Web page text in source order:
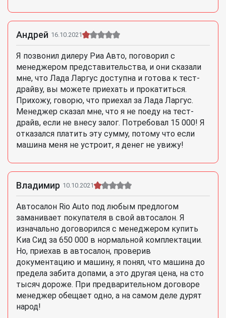
Андрей 16.10.2021
Я позвонил дилеру Риа Авто, поговорил с
менеджером представительства, и они сказали
мне, что Лада Ларгус доступна и готова к тест-
драйву, вы можете приехать и прокатиться.
Прихожу, говорю, что приехал за Лада Ларгус.
Менеджер сказал мне, что я не поеду на тест-
драйв, если не внесу залог. Потребовал 15 000! Я
отказался платить эту сумму, потому что если
машина меня не устроит, я денег не увижу!
Владимир 10.10.2021
Автосалон Rio Auto под любым предлогом
заманивает покупателя в свой автосалон. Я
изначально договорился с менеджером купить
Киа Сид за 650 000 в нормальной комплектации.
Но, приехав в автосалон, проверив
документацию и машину, я понял, что машина до
предела забита допами, а это другая цена, на сто
тысяч дороже. При предварительном договоре
менеджер обещает одно, а на самом деле дурят
народ!